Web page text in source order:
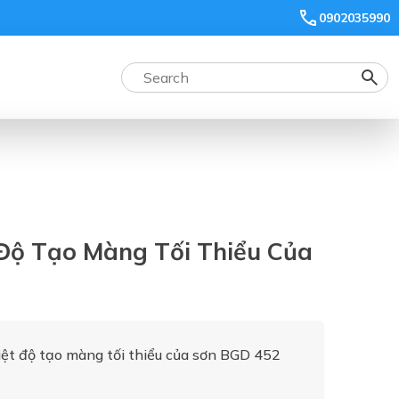
0902035990
Tạo Màng Tối Thiểu Của
độ tạo màng tối thiểu của sơn BGD 452